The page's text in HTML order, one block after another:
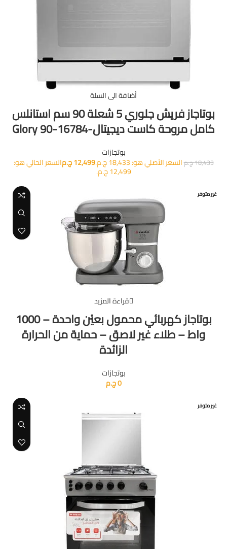
أضافة الى السلة
بوتاجاز فريش جلوري 5 شعلة 90 سم استانلس
كامل مروحة كاست ديجيتال-Glory 90-16784
بوتجازات
18,433ج.مالسعر الأصلي هو: 18,433 ج.م. 12,499ج.مالسعر الحالي هو:
12,499 ج.م.
غير متوفر
قراءة المزيد
بوتاجاز كهربائي محمول بعيْن واحدة – 1000
واط – طلاء غير لاصق – حماية من الحرارة
الزائدة
بوتجازات
0ج.م
غير متوفر